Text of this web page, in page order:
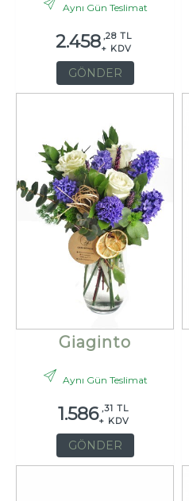
Aynı Gün Teslimat
2.458 ,28 TL
+ KDV
GÖNDER
Giaginto
Aynı Gün Teslimat
1.586 ,31 TL
+ KDV
GÖNDER